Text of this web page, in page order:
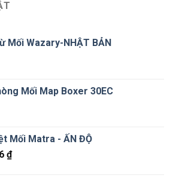
Mối Wazary-NHẬT BẢN
Mối Map Boxer 30EC
Mối Matra - ẤN ĐỘ
₫Giá